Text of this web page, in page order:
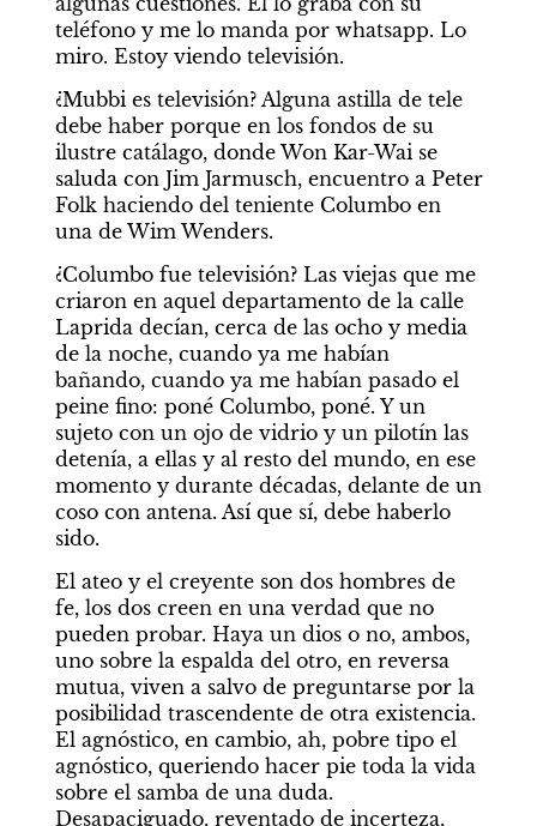
teléfono y me lo manda por whatsapp. Lo
miro. Estoy viendo televisión.
¿Mubbi es televisión? Alguna astilla de tele
debe haber porque en los fondos de su
ilustre catálago, donde Won Kar-Wai se
saluda con Jim Jarmusch, encuentro a Peter
Folk haciendo del teniente Columbo en
una de Wim Wenders.
¿Columbo fue televisión? Las viejas que me
criaron en aquel departamento de la calle
Laprida decían, cerca de las ocho y media
de la noche, cuando ya me habían
bañando, cuando ya me habían pasado el
peine fino: poné Columbo, poné. Y un
sujeto con un ojo de vidrio y un pilotín las
detenía, a ellas y al resto del mundo, en ese
momento y durante décadas, delante de un
coso con antena. Así que sí, debe haberlo
sido.
El ateo y el creyente son dos hombres de
fe, los dos creen en una verdad que no
pueden probar. Haya un dios o no, ambos,
uno sobre la espalda del otro, en reversa
mutua, viven a salvo de preguntarse por la
posibilidad trascendente de otra existencia.
El agnóstico, en cambio, ah, pobre tipo el
agnóstico, queriendo hacer pie toda la vida
sobre el samba de una duda.
Desapaciguado, reventado de incerteza,